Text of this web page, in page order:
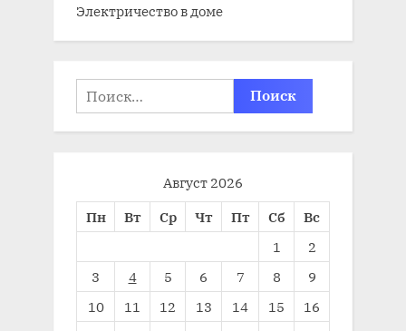
Электричество в доме
Найти:
Август 2026
Пн
Вт Ср Чт Пт Сб
Вс
1
2
3
4 5 6 7 8
9
10
11 12 13 14 15
16